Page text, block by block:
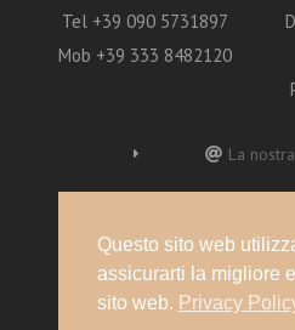
Tel +39 090 5731897
Mob +39 333 8482120
La
Questo sito web
assicurarti la migliore
sito web. Privacy